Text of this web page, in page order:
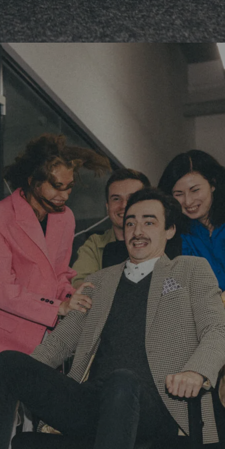
ПОСЛУГИ
ПОСЛУГИ
КАР'ЄРА
КАР'ЄРА
КЕЙСИ
КЕЙСИ
БЛОГ
КЛІЄНТИ
ПРО НАС
ПРО НАС